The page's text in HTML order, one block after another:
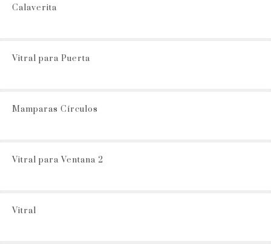
Calaverita
Vitral para Puerta
Mamparas Círculos
Vitral para Ventana 2
Vitral